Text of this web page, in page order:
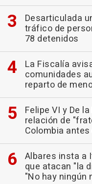
Desarticulada
tráfico de
78 detenidos
La Fiscalía
comunidades
reparto de
Felipe VI y De
relación de
Colombia
Albares insta a
que atacan "la
"No hay ningún